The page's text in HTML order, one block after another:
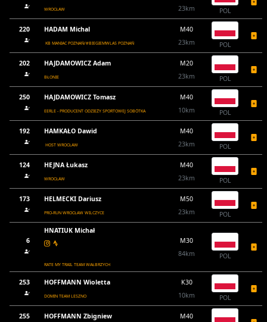
WROCŁAW
23km
POL
220 HADAM Michal
KB MANIAC POZNAŃ/#BIEGIEMWLAS POZNAŃ
M40
23km
POL
202 HAJDAMOWICZ Adam
BŁONIE
M20
23km
POL
250 HAJDAMOWICZ Tomasz
EERLE - PRODUCENT ODZIEŻY SPORTOWEJ SOBÓTKA
M40
10km
POL
192 HAMKAŁO Dawid
HOST WROCŁAW
M40
23km
POL
124 HEJNA Łukasz
WROCŁAW
M40
23km
POL
173 HELMECKI Dariusz
PRO-RUN WROCŁAW WILCZYCE
M50
23km
POL
6
HNATIUK Michał
RATE MY TRAIL TEAM WAŁBRZYCH
M30
84km
POL
253 HOFFMANN Wioletta
DOMIN TEAM LESZNO
K30
10km
POL
255 HOFFMANN Zbigniew
M40